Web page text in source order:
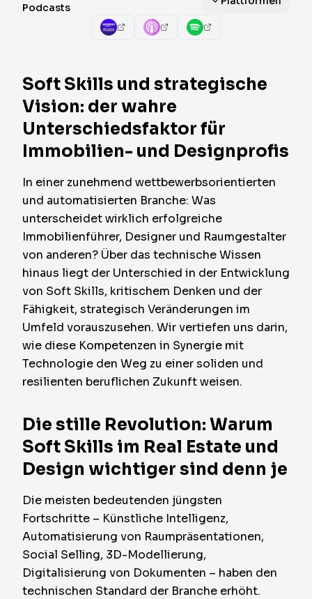
Podcasts
Soft Skills und strategische
Vision: der wahre
Unterschiedsfaktor für
Immobilien- und Designprofis
In einer zunehmend wettbewerbsorientierten
und automatisierten Branche: Was
unterscheidet wirklich erfolgreiche
Immobilienführer, Designer und Raumgestalter
von anderen? Über das technische Wissen
hinaus liegt der Unterschied in der Entwicklung
von Soft Skills, kritischem Denken und der
Fähigkeit, strategisch Veränderungen im
Umfeld vorauszusehen. Wir vertiefen uns darin,
wie diese Kompetenzen in Synergie mit
Technologie den Weg zu einer soliden und
resilienten beruflichen Zukunft weisen.
Die stille Revolution: Warum
Soft Skills im Real Estate und
Design wichtiger sind denn je
Die meisten bedeutenden jüngsten
Fortschritte – Künstliche Intelligenz,
Automatisierung von Raumpräsentationen,
Social Selling, 3D-Modellierung,
Digitalisierung von Dokumenten – haben den
technischen Standard der Branche erhöht.